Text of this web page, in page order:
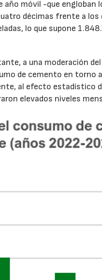
año móvil -que
décimas frente a los
lo que supone
a una moderación
de cemento en torno
al efecto estadístico
elevados niveles